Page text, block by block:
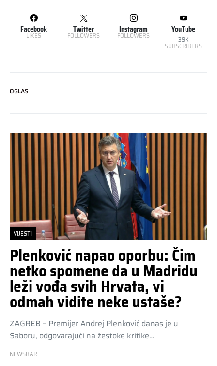
Facebook
LIKES
Twitter
FOLLOWERS
Instagram
FOLLOWERS
YouTube
39K
SUBSCRIBERS
OGLAS
VIJESTI
Plenković napao oporbu: Čim
netko spomene da u Madridu
leži vođa svih Hrvata, vi
odmah vidite neke ustaše?
ZAGREB – Premijer Andrej Plenković danas je u
Saboru, odgovarajući na žestoke kritike…
NEWSBAR